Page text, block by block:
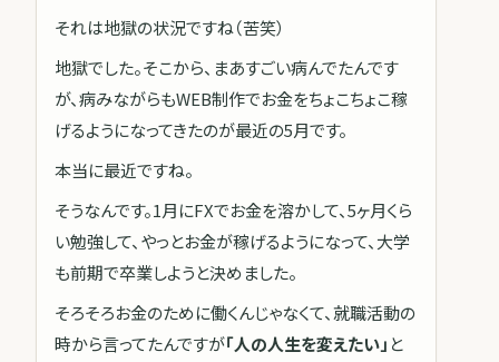
それは地獄の状況ですね（苦笑）
地獄でした。そこから、まあすごい病んでたんです
が、病みながらもWEB制作でお金をちょこちょこ稼
げるようになってきたのが最近の5月です。
本当に最近ですね。
そうなんです。1月にFXでお金を溶かして、5ヶ月くら
い勉強して、やっとお金が稼げるようになって、大学
も前期で卒業しようと決めました。
そろそろお金のために働くんじゃなくて、就職活動の
時から言ってたんですが「人の人生を変えたい」 と